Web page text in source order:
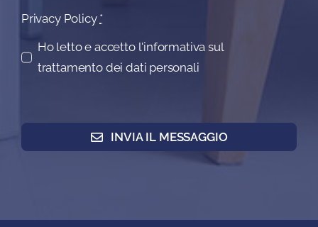
Privacy Policy *
Ho letto e accetto l'informativa sul
trattamento dei dati personali
INVIA IL MESSAGGIO